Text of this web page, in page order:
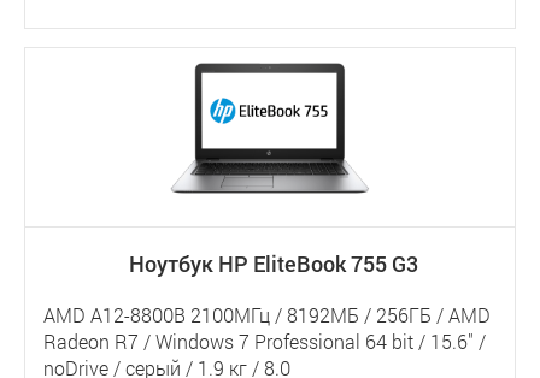
Ноутбук HP EliteBook 755 G3
AMD A12-8800B 2100МГц / 8192МБ / 256ГБ / AMD
Radeon R7 / Windows 7 Professional 64 bit / 15.6" /
noDrive / серый / 1.9 кг / 8.0